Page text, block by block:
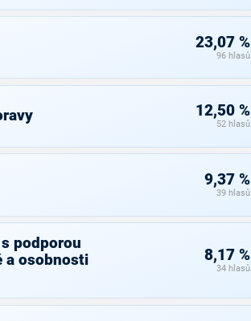
23,07 %
96 hlasů
12,50 %
52 hlasů
9,37 %
39 hlasů
podporou
a osobnosti
8,17 %
34 hlasů